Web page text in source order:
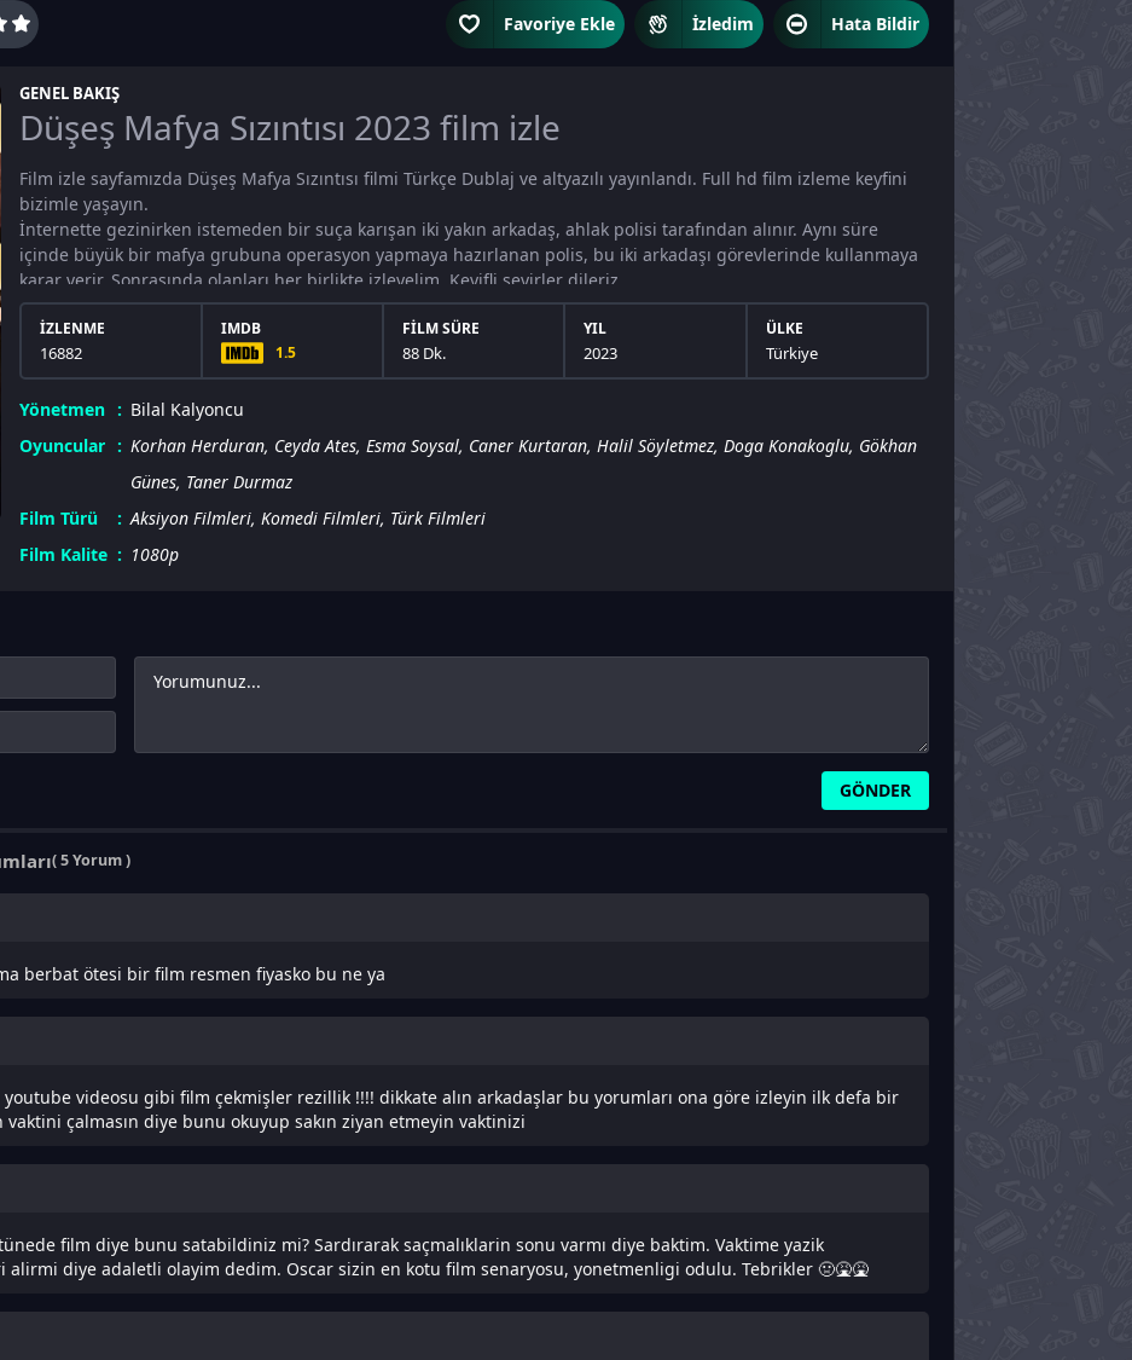
Favoriye Ekle İzledim Hata Bildir
GENEL BAKIŞ
Düşeş Mafya Sızıntısı 2023 film izle
Film izle sayfamızda Düşeş Mafya Sızıntısı filmi Türkçe Dublaj ve altyazılı yayınlandı. Full hd film izleme keyfini
bizimle yaşayın.
İnternette gezinirken istemeden bir suça karışan iki yakın arkadaş, ahlak polisi tarafından alınır. Aynı süre
içinde büyük bir mafya grubuna operasyon yapmaya hazırlanan polis, bu iki arkadaşı görevlerinde kullanmaya
karar verir. Sonrasında olanları her birlikte izleyelim. Keyifli seyirler dileriz..
Yönetmen
Bilal Kalyoncu
Oyuncular
Korhan Herduran, Ceyda Ates, Esma Soysal, Caner Kurtaran, Halil Söyletmez, Doga Konakoglu, Gökhan
Günes, Taner Durmaz
Film Türü
Aksiyon Filmleri, Komedi Filmleri, Türk Filmleri
Film Kalite
1080p
İZLENME
16882
IMDB
1.5
FILM SÜRE
88 Dk.
YIL
2023
ÜLKE
Türkiye
( 5 Yorum )
berbat ötesi bir film resmen fiyasko bu ne ya
youtube videosu gibi film çekmişler rezillik !!!! dikkate alın arkadaşlar bu yorumları ona göre izleyin ilk defa bir
çalmasın diye bunu okuyup sakın ziyan etmeyin vaktinizi
film diye bunu satabildiniz mi? Sardırarak saçmalıklarin sonu varmı diye baktim. Vaktime yazik
alirmi diye adaletli olayim dedim. Oscar sizin en kotu film senaryosu, yonetmenligi odulu. Tebrikler 🤢🤮🤮